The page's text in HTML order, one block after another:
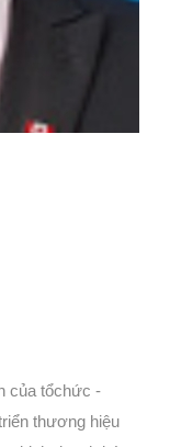
của tổchức -
thương hiệu